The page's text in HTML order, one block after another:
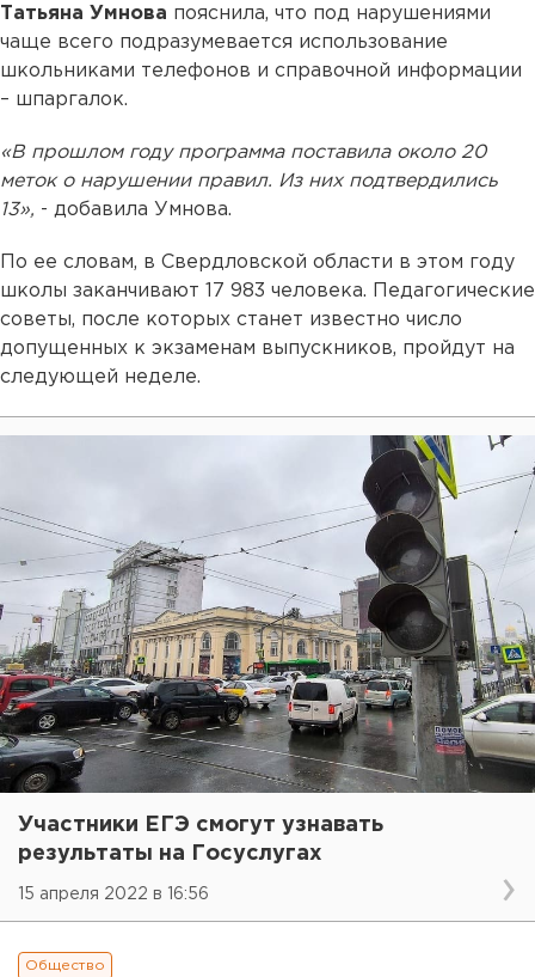
Татьяна Умнова пояснила, что под нарушениями
чаще всего подразумевается использование
школьниками телефонов и справочной информации
– шпаргалок.
«В прошлом году программа поставила около 20
меток о нарушении правил. Из них подтвердились
13», - добавила Умнова.
По ее словам, в Свердловской области в этом году
школы заканчивают 17 983 человека. Педагогические
советы, после которых станет известно число
допущенных к экзаменам выпускников, пройдут на
следующей неделе.
Участники ЕГЭ смогут узнавать
результаты на Госуслугах
15 апреля 2022 в 16:56
Общество